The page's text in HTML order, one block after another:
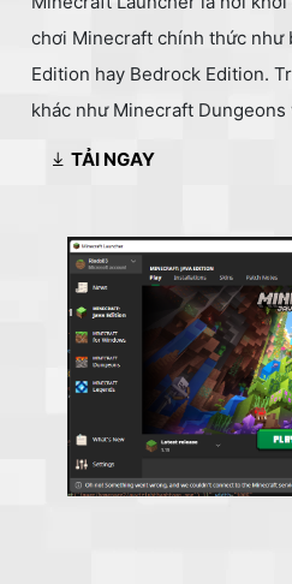
chơi Minecraft chính thức như
Edition hay Bedrock Edition.
khác như Minecraft
TẢI NGAY